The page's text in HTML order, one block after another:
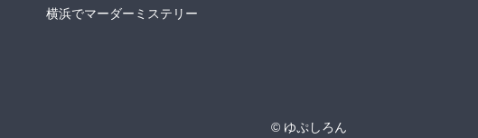
横浜でマーダーミステリー
© ゆぷしろん